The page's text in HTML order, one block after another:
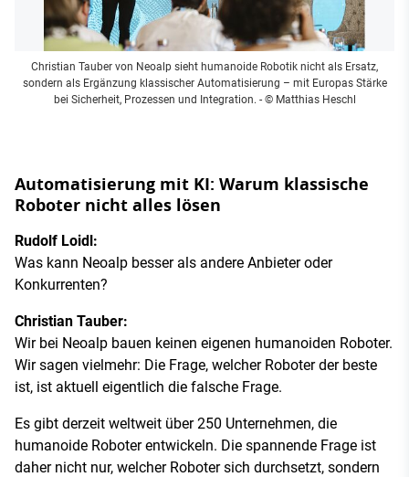
Christian Tauber von Neoalp sieht humanoide Robotik nicht als Ersatz,
sondern als Ergänzung klassischer Automatisierung – mit Europas Stärke
bei Sicherheit, Prozessen und Integration. - © Matthias Heschl
Automatisierung mit KI: Warum klassische
Roboter nicht alles lösen
Rudolf Loidl:
Was kann Neoalp besser als andere Anbieter oder
Konkurrenten?
Christian Tauber:
Wir bei Neoalp bauen keinen eigenen humanoiden Roboter.
Wir sagen vielmehr: Die Frage, welcher Roboter der beste
ist, ist aktuell eigentlich die falsche Frage.
Es gibt derzeit weltweit über 250 Unternehmen, die
humanoide Roboter entwickeln. Die spannende Frage ist
daher nicht nur, welcher Roboter sich durchsetzt, sondern